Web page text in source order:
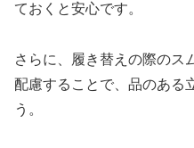
ておくと安心です。
さらに、履き替えの際のス
配慮することで、品のある
う。